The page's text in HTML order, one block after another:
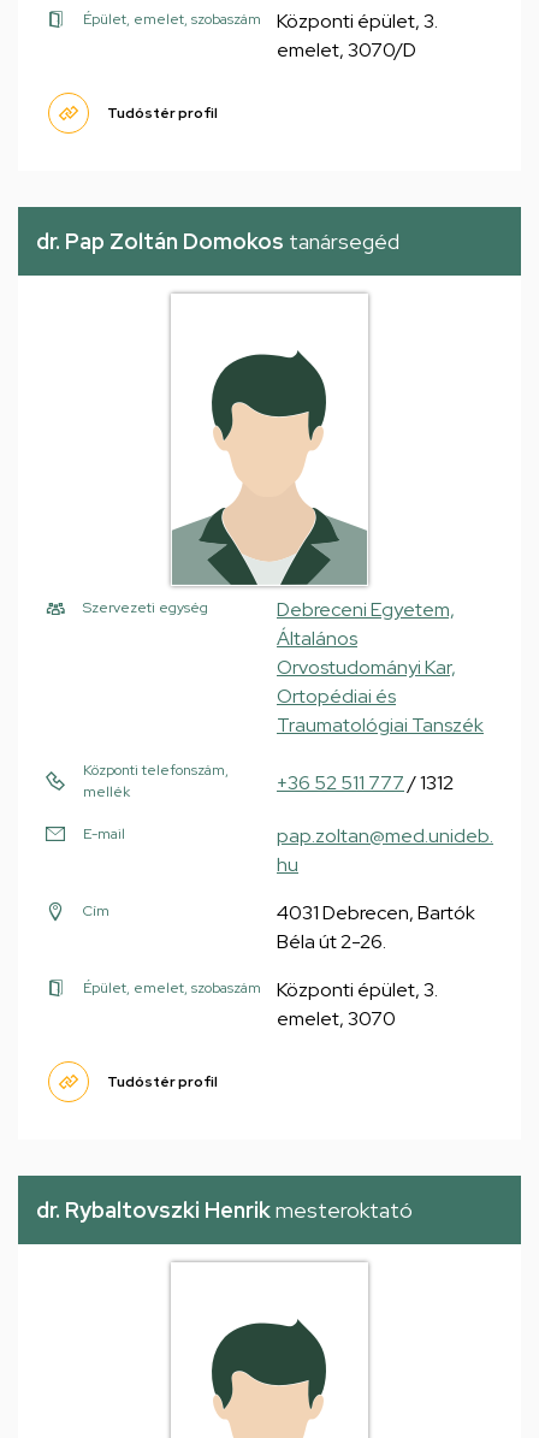
Épület, emelet, szobaszám
Központi épület, 3.
emelet, 3070/D
Tudóstér profil
dr. Pap Zoltán Domokos tanársegéd
Szervezeti egység
Debreceni Egyetem,
Általános
Orvostudományi Kar,
Ortopédiai és
Traumatológiai Tanszék
Központi telefonszám,
mellék
+36 52 511 777/ 1312
E-mail
pap.zoltan@med.unideb.
hu
Cím
4031 Debrecen, Bartók
Béla út 2-26.
Épület, emelet, szobaszám
Központi épület, 3.
emelet, 3070
Tudóstér profil
dr. Rybaltovszki Henrikmesteroktató